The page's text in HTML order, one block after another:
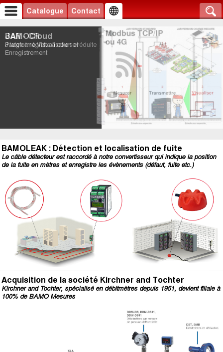
Catalogue Contact
JAR - CR
Jauge à réglette à course réduite
BAMOCloud
Plateforme Visualisation et
Enregistrement
BAMOLEAK : Détection et localisation de fuite
Le câble détecteur est raccordé à notre convertisseur qui indique la position
de la fuite en mètres et enregistre les évènements (défaut, fuite etc.)
Acquisition de la société Kirchner and Tochter
Kirchner and Tochter, spécialisé en débitmètres depuis 1951, devient filiale à
100% de BAMO Mesures